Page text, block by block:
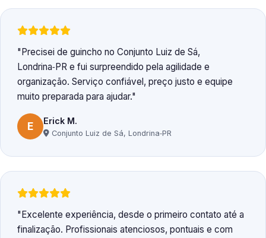
Precisei de guincho no Conjunto Luiz de Sá,
Londrina‑PR e fui surpreendido pela agilidade e
organização. Serviço confiável, preço justo e equipe
muito preparada para ajudar.
E Erick M.
Conjunto Luiz de Sá, Londrina‑PR
Excelente experiência, desde o primeiro contato até a
finalização. Profissionais atenciosos, pontuais e com